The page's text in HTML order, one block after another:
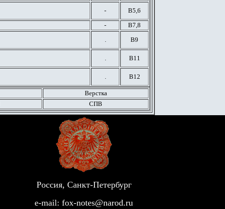
-
В5,6
-
В7,8
.
В9
.
В11
. В12
Верстка
СПВ
Россия, Санкт-Петербург
e-mail: fox-notes@narod.ru